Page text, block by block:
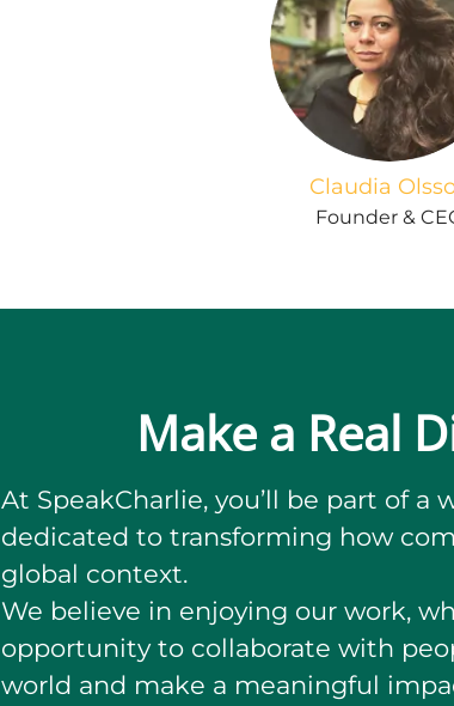
Claudia
Founder &
Make a Real
At SpeakCharlie, you’ll be part of
dedicated to transforming how
global context.
We believe in enjoying our work,
opportunity to collaborate with
world and make a meaningful